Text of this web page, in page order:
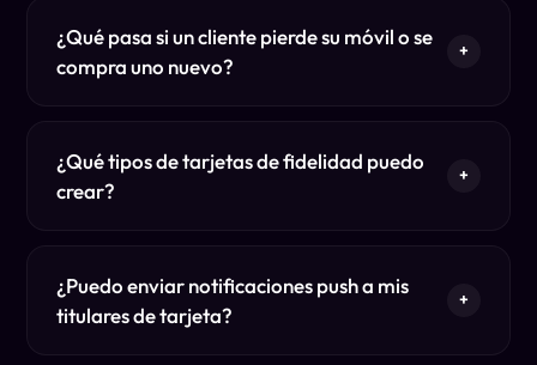
¿Qué pasa si un cliente pierde su móvil o se
compra uno nuevo?
+
¿Qué tipos de tarjetas de fidelidad puedo
crear?
+
¿Puedo enviar notificaciones push a mis
titulares de tarjeta?
+